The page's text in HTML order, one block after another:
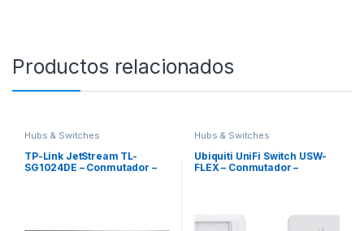
Productos relacionados
Hubs & Switches
TP-Link JetStream TL-
SG1024DE – Conmutador –
Hubs & Switches
Ubiquiti UniFi Switch USW-
FLEX – Conmutador –
montaje en pared, montaje
en mástil – PoE (46 W)